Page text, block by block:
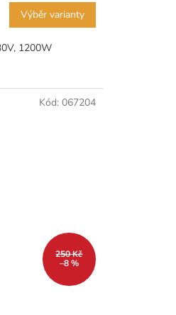
Výběr varianty
1200W
250 Kč
–8 %
Kód: 067204